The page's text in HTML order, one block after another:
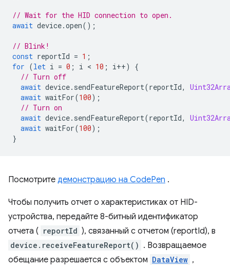
// Wait for the HID connection to open.
await device.open();
// Blink!
const reportId = 1 ;
for (let i = 0 ; i < 10 ; i++)
{
// Turn off
await device. sendFeatureReport(reportId,
await waitFor(100);
// Turn on
await device. sendFeatureReport(reportId,
await waitFor(100);
}
Посмотрите демонстрацию на CodePen .
Чтобы получить отчет о характеристиках от HID-
устройства, передайте 8-битный идентификатор
отчета ( reportId ), связанный с отчетом (reportId), в
device.receiveFeatureReport() . Возвращаемое
обещание разрешается с объектом DataView ,